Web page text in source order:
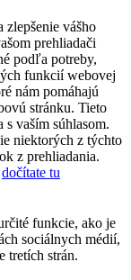
zlepšenie vášho
prehliadači
podľa potreby,
funkcií webovej
nám pomáhajú
stránku. Tieto
vaším súhlasom.
niektorých z týchto
z prehliadania.
dočítate tu
funkcie, ako je
sociálnych médií,
tretích strán.